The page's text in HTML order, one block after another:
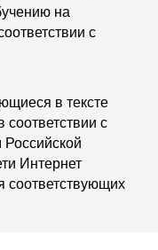
на
с
в тексте
с
Интернет
соответствующих